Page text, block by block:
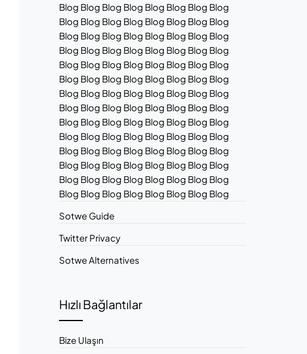
Blog Blog Blog Blog Blog Blog Blog Blog
Blog Blog Blog Blog Blog Blog Blog Blog
Blog Blog Blog Blog Blog Blog Blog Blog
Blog Blog Blog Blog Blog Blog Blog Blog
Blog Blog Blog Blog Blog Blog Blog Blog
Blog Blog Blog Blog Blog Blog Blog Blog
Blog Blog Blog Blog Blog Blog Blog Blog
Blog Blog Blog Blog Blog Blog Blog Blog
Blog Blog Blog Blog Blog Blog Blog Blog
Blog Blog Blog Blog Blog Blog Blog Blog
Blog Blog Blog Blog Blog Blog Blog Blog
Blog Blog Blog Blog Blog Blog Blog Blog
Blog Blog Blog Blog Blog Blog Blog Blog
Blog Blog Blog Blog Blog Blog Blog Blog
Sotwe Guide
Twitter Privacy
Sotwe Alternatives
Hızlı Bağlantılar
Bize Ulaşın